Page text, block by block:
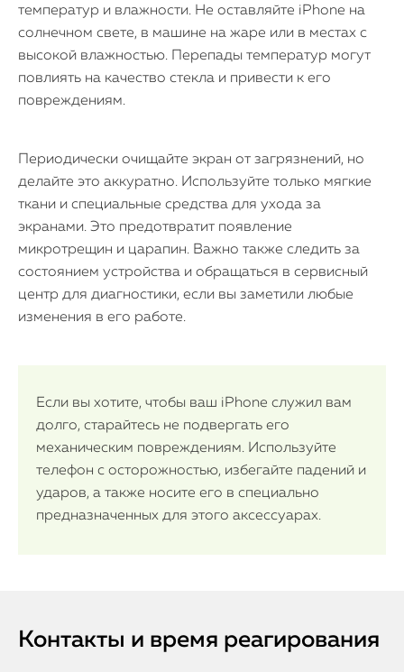
температур и влажности. Не оставляйте iPhone на
солнечном свете, в машине на жаре или в местах с
высокой влажностью. Перепады температур могут
повлиять на качество стекла и привести к его
повреждениям.
Периодически очищайте экран от загрязнений, но
делайте это аккуратно. Используйте только мягкие
ткани и специальные средства для ухода за
экранами. Это предотвратит появление
микротрещин и царапин. Важно также следить за
состоянием устройства и обращаться в сервисный
центр для диагностики, если вы заметили любые
изменения в его работе.
Если вы хотите, чтобы ваш iPhone служил вам
долго, старайтесь не подвергать его
механическим повреждениям. Используйте
телефон с осторожностью, избегайте падений и
ударов, а также носите его в специально
предназначенных для этого аксессуарах.
Контакты и время реагирования